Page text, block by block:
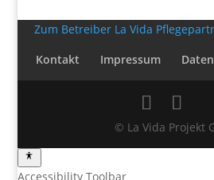
Zum Betreiber La Vida
Kontakt
Impressum
© La Vida Projekt
Accessibility Toolbar